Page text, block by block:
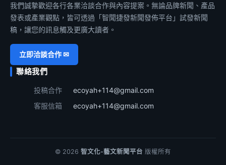
我們誠摯歡迎各行各業洽談合作與內容提案。無論品牌新聞、產品
發表或產業觀點，皆可透過「智聞捷發新聞發佈平台」試發新聞
稿，讓您的訊息觸及更廣大讀者。
立即洽談合作 ✉
聯絡我們
投稿合作
ecoyah+114@gmail.com
客服信箱
ecoyah+114@gmail.com
© 2026 智文化-藝文新聞平台 版權所有